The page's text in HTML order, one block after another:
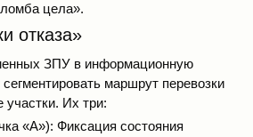
цела».
отказа»
ЗПУ в информационную
маршрут перевозки
участки. Их три:
«А»): Фиксация состояния